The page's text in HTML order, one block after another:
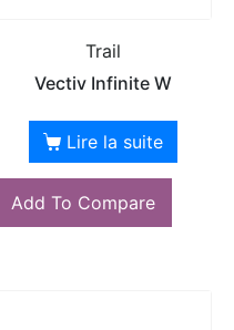
Trail
Vectiv Infinite W
Lire la suite
Add To Compare